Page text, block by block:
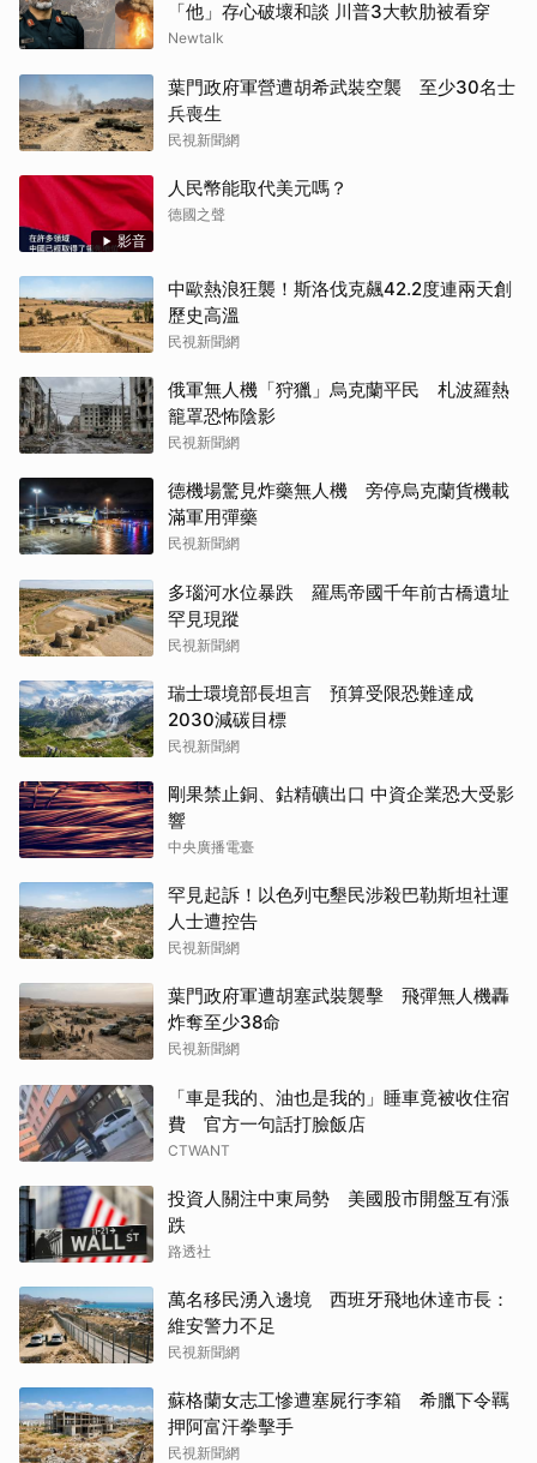
「他」存心破壞和談 川普3大軟肋被看穿
Newtalk
葉門政府軍營遭胡希武裝空襲 至少30名士
兵喪生
民視新聞網
影音
人民幣能取代美元嗎？
德國之聲
中歐熱浪狂襲！斯洛伐克飆42.2度連兩天創
歷史高溫
民視新聞網
俄軍無人機「狩獵」烏克蘭平民 札波羅熱
籠罩恐怖陰影
民視新聞網
德機場驚見炸藥無人機 旁停烏克蘭貨機載
滿軍用彈藥
民視新聞網
多瑙河水位暴跌 羅馬帝國千年前古橋遺址
罕見現蹤
民視新聞網
瑞士環境部長坦言 預算受限恐難達成
2030減碳目標
民視新聞網
剛果禁止銅、鈷精礦出口 中資企業恐大受影
響
中央廣播電臺
罕見起訴！以色列屯墾民涉殺巴勒斯坦社運
人士遭控告
民視新聞網
葉門政府軍遭胡塞武裝襲擊 飛彈無人機轟
炸奪至少38命
民視新聞網
「車是我的、油也是我的」睡車竟被收住宿
費 官方一句話打臉飯店
CTWANT
投資人關注中東局勢 美國股市開盤互有漲
跌
路透社
萬名移民湧入邊境 西班牙飛地休達市長：
維安警力不足
民視新聞網
蘇格蘭女志工慘遭塞屍行李箱 希臘下令羈
押阿富汗拳擊手
民視新聞網